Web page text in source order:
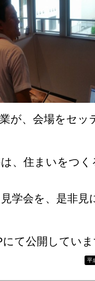
が、会場をセ
、住まいをつ
学会を、是非見
にて公開してい
平